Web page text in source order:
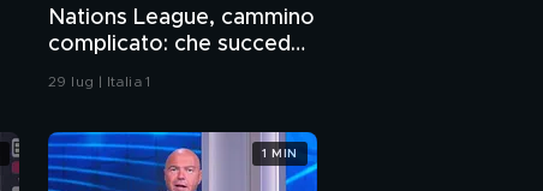
Nations League, cammino
complicato: che succede
se retrocediamo?
29 lug | Italia 1
1 MIN